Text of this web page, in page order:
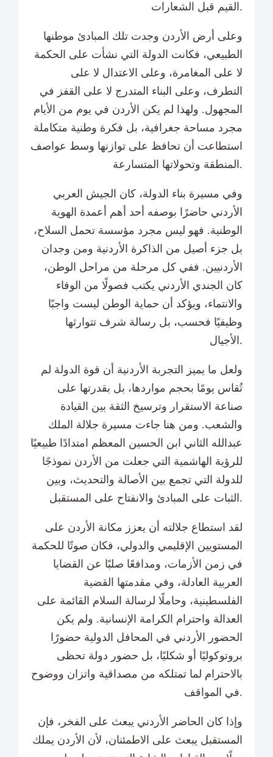
القيم قبل الشعارات.
وعلى أرض الأردن وجدت تلك المبادئ موطنها
الطبيعي، فكانت الدولة التي نشأت على الحكمة
لا على المغامرة، وعلى الاعتدال لا على
التطرف، وعلى البناء المتدرج لا على القفز في
المجهول. ولهذا لم يكن الأردن في يوم من الأيام
مجرد مساحة جغرافية، بل فكرة وطنية متكاملة
استطاعت أن تحافظ على توازنها وسط عواصف
المنطقة وتحولاتها المتسارعة.
وفي مسيرة بناء الدولة، كان الجيش العربي
الأردني حاضرًا بوصفه أحد أهم أعمدة الهوية
الوطنية. فهو ليس مجرد مؤسسة تحمل السلاح،
بل جزء أصيل من الذاكرة الأردنية ومن وجدان
الأردنيين. ففي كل مرحلة من مراحل الوطن،
كان الجندي الأردني يكتب فصولًا من الوفاء
والانتماء، ويؤكد أن حماية الوطن ليست واجبًا
وظيفيًا فحسب، بل رسالة شرف تتوارثها
الأجيال.
ولعل ما يميز التجربة الأردنية أن قوة الدولة لم
تُقاس يومًا بحجم مواردها، بل بقدرتها على
صناعة الاستقرار وترسيخ الثقة بين القيادة
والشعب. ومن هنا جاءت مسيرة جلالة الملك
عبدالله الثاني ابن الحسين المعظم امتدادًا طبيعيًا
للرؤية الهاشمية التي جعلت من الأردن نموذجًا
للدولة التي تجمع بين الأصالة والتحديث، وبين
الثبات على المبادئ والانفتاح على المستقبل.
لقد استطاع جلالته أن يعزز مكانة الأردن على
المستويين الإقليمي والدولي، فكان صوتًا للحكمة
في زمن الأزمات، ومدافعًا صلبًا عن القضايا
العربية العادلة، وفي مقدمتها القضية
الفلسطينية، وحاملًا لرسالة السلام القائمة على
العدالة واحترام الكرامة الإنسانية. ولم يكن
الحضور الأردني في المحافل الدولية حضورًا
بروتوكوليًا أو شكليًا، بل حضور دولة تحظى
بالاحترام لما تمتلكه من مصداقية واتزان ووضوح
في المواقف.
وإذا كان الحاضر الأردني يبعث على الفخر، فإن
المستقبل يبعث على الاطمئنان، لأن الأردن يملك